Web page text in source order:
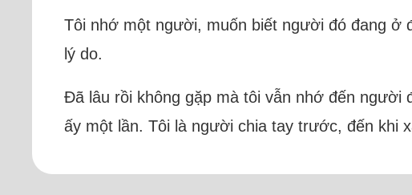
Tôi nhớ một người, muốn biết người đó đang ở
lý do.
Đã lâu rồi không gặp mà tôi vẫn nhớ đến
ấy một lần. Tôi là người chia tay trước, đến